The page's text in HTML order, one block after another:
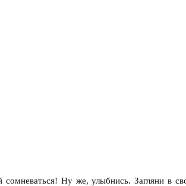
Ну же, улыбнись. Загляни в